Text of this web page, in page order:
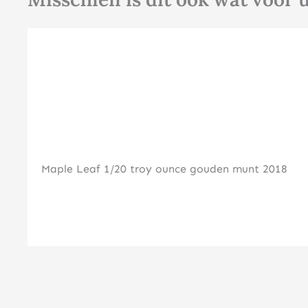
Maple Leaf 1/20 troy ounce gouden munt 2018